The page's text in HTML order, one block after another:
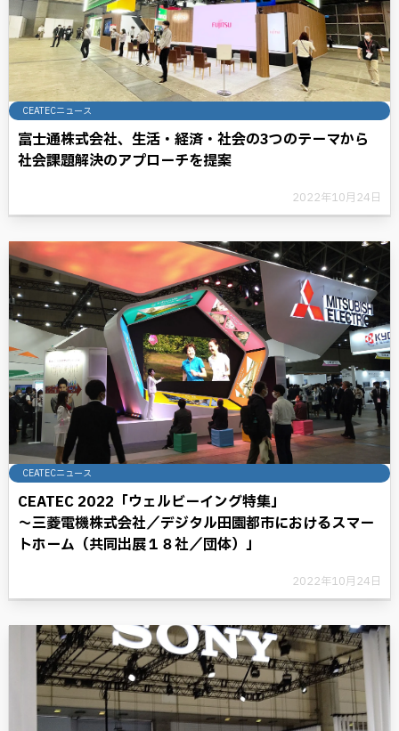
CEATECニュース
富士通株式会社、生活・経済・社会の3つのテーマから
社会課題解決のアプローチを提案
2022年10月24日
CEATECニュース
CEATEC 2022「ウェルビーイング特集」
～三菱電機株式会社／デジタル田園都市におけるスマー
トホーム（共同出展１８社／団体）」
2022年10月24日